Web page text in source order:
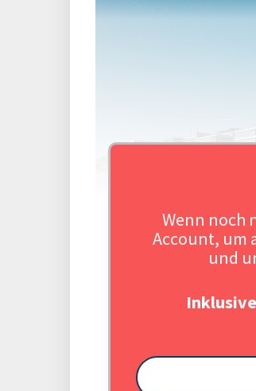
Wenn noch
Account, um
und